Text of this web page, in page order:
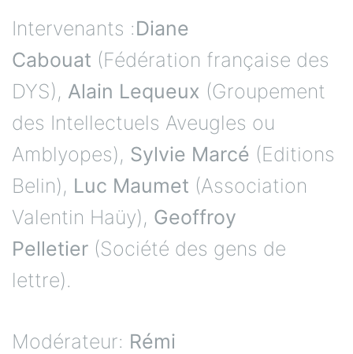
Intervenants :Diane
Cabouat (Fédération française des
DYS), Alain Lequeux (Groupement
des Intellectuels Aveugles ou
Amblyopes), Sylvie Marcé (Editions
Belin), Luc Maumet (Association
Valentin Haüy), Geoffroy
Pelletier (Société des gens de
lettre).
Modérateur: Rémi